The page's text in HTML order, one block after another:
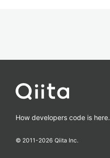
How developers code is here.
© 2011-2026 Qiita Inc.